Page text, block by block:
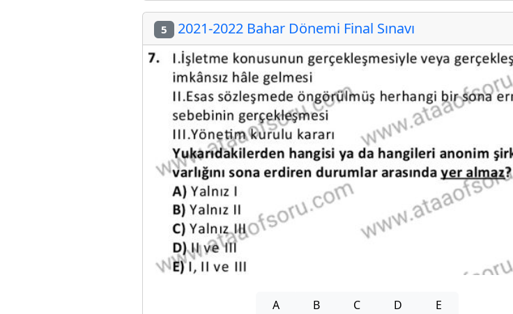
5 2021-2022 Bahar Dönemi Final Sınavı
A B C D E